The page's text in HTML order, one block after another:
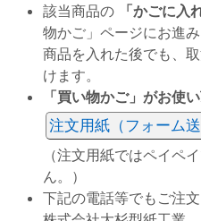
該当商品の
「かごに入
物かご」ページにお進
商品を入れた後でも、
けます。
「買い物かご」がお使
注文用紙（フォーム送
（注文用紙ではペイペ
ん。）
下記の電話等でもご注文